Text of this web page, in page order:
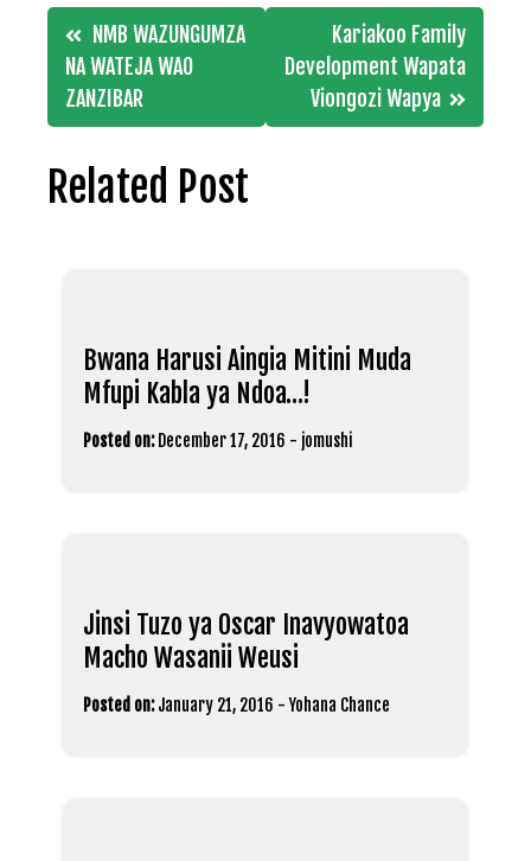
Post
navigation
NMB WAZUNGUMZA
NA WATEJA WAO
ZANZIBAR
Kariakoo Family
Development Wapata
Viongozi Wapya
Related Post
Bwana Harusi Aingia Mitini Muda
Mfupi Kabla ya Ndoa…!
Posted on: December 17, 2016 - jomushi
Jinsi Tuzo ya Oscar Inavyowatoa
Macho Wasanii Weusi
Posted on: January 21, 2016 -Yohana Chance